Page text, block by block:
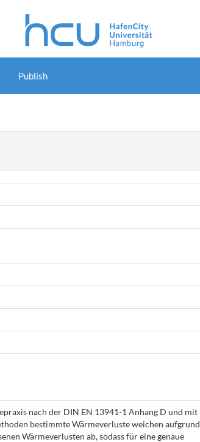
Publish
nach der DIN EN 13941-1 Anhang D und mit
bestimmte Wärmeverluste weichen aufgrund
Wärmeverlusten ab, sodass für eine genaue